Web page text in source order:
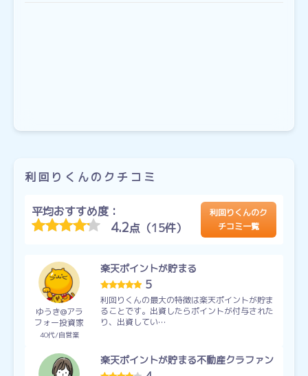
利回りくんのクチコミ
平均おすすめ度：
4.2点（15件）
利回りくんのク
チコミ一覧
ゆうき@アラ
フォー投資家
40代 自営業
楽天ポイントが貯まる
5
利回りくんの最大の特徴は楽天ポイントが貯ま
ることです。出資したらポイントが付与された
り、出資してい…
楽天ポイントが貯まる不動産クラファン